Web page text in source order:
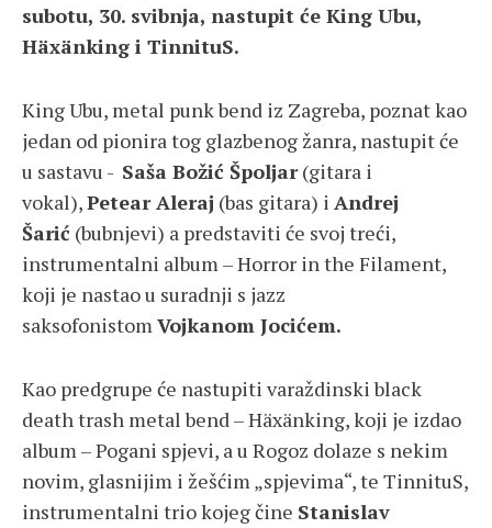
subotu, 30. svibnja, nastupit će King Ubu,
Häxänking i TinnituS.
King Ubu, metal punk bend iz Zagreba, poznat kao
jedan od pionira tog glazbenog žanra, nastupit će
u sastavu - Saša Božić Špoljar(gitara i
vokal),Petear Aleraj (bas gitara) i Andrej
Šarić (bubnjevi) a predstaviti će svoj treći,
instrumentalni album – Horror in the Filament,
koji je nastao u suradnji s jazz
saksofonistomVojkanom Jocićem.
Kao predgrupe će nastupiti varaždinski black
death trash metal bend – Häxänking, koji je izdao
album – Pogani spjevi, a u Rogoz dolaze s nekim
novim, glasnijim i žešćim „spjevima“, te TinnituS,
instrumentalni trio kojeg čine Stanislav